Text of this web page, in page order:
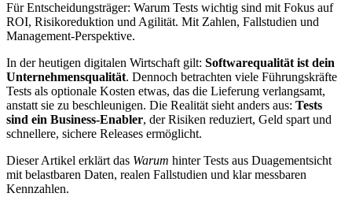
Für Entscheidungsträger: Warum Tests wichtig sind mit Fokus auf
ROI, Risikoreduktion und Agilität. Mit Zahlen, Fallstudien und
Management-Perspektive.
In der heutigen digitalen Wirtschaft gilt: Softwarequalität ist dein
Unternehmensqualität. Dennoch betrachten viele Führungskräfte
Tests als optionale Kosten etwas, das die Lieferung verlangsamt,
anstatt sie zu beschleunigen. Die Realität sieht anders aus: Tests
sind ein Business-Enabler, der Risiken reduziert, Geld spart und
schnellere, sichere Releases ermöglicht.
Dieser Artikel erklärt das Warum hinter Tests aus Duagementsicht
mit belastbaren Daten, realen Fallstudien und klar messbaren
Kennzahlen.